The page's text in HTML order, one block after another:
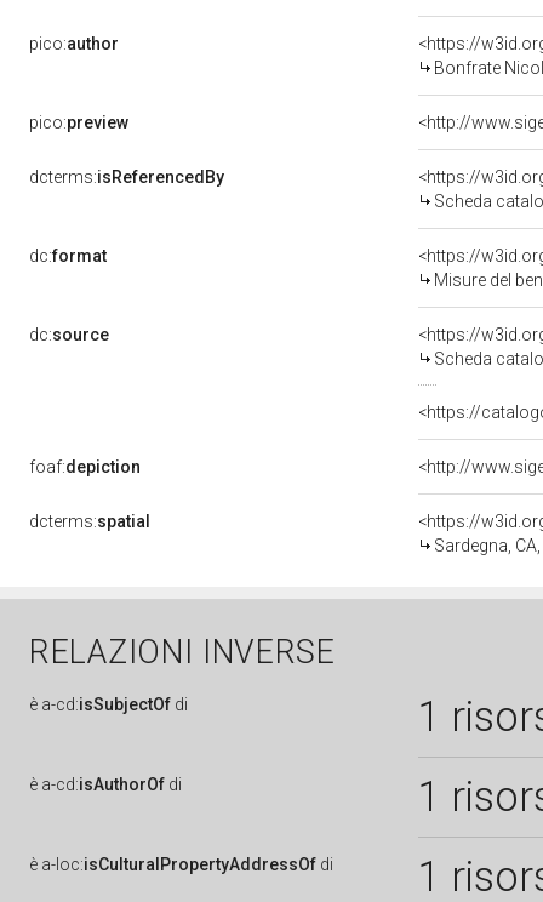
pico:author
<https://
Bonfrate
pico:preview
dcterms:isReferencedBy
<https://
Scheda
dc:format
<https://
Misure del
dc:source
<https://
Scheda
<https://
foaf:depiction
dcterms:spatial
<https://
Sardegna,
RELAZIONI INVERSE
è a-cd:isSubjectOf di 1
è a-cd:isAuthorOf di 1
è a-loc:isCulturalPropertyAddressOf di 1